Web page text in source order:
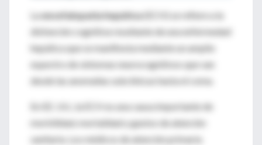
Laencefalopatía hepática(ECH) se refiere a la
disfunción cognitiva resultante de una enfermedad
hepática que se manifiesta mediante un amplio
espectro de síntomas neurocognitivos que van
desde las anomalías subclínicas hasta el coma.
En EE. UU., la ECH es una causa importante de
morbilidad, mortalidad y gastos de atención
sanitaria. Los médicos de atención primaria